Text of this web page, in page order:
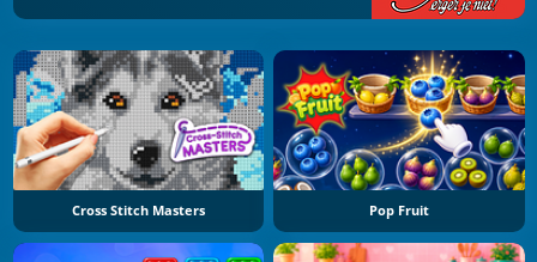
Cross Stitch Masters Pop Fruit